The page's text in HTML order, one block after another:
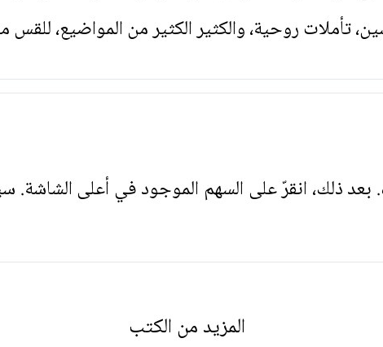
تأملات روحية، والكثير الكثير من المواضيع،
بعد ذلك، انقرّ على السهم الموجود في أعلى الشاشة.
المزيد من الكتب